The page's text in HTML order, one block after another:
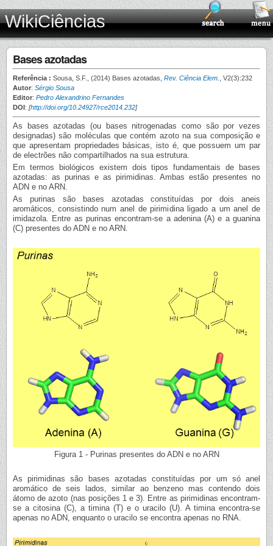
WikiCiências
Bases azotadas
Referência : Sousa, S.F., (2014) Bases azotadas, Rev. Ciência Elem.
, V2(3):232
Autor: Sérgio Sousa
Editor: Pedro Alexandrino Fernandes
DOI: [http://doi.org/10.24927/rce2014.232]
As bases azotadas (ou bases nitrogenadas como são por vezes
designadas) são moléculas que contém azoto na sua composição e
que apresentam propriedades básicas, isto é, que possuem um par
de electrões não compartilhados na sua estrutura.
Em termos biológicos existem dois tipos fundamentais de bases
azotadas: as purinas e as pirimidinas. Ambas estão presentes no
ADN e no ARN.
As purinas são bases azotadas constituídas por dois aneis
aromáticos, consistindo num anel de pirimidina ligado a um anel de
imidazola. Entre as purinas encontram-se a adenina (A) e a guanina
(C) presentes do ADN e no ARN.
Figura 1 - Purinas presentes do ADN e no ARN
As pirimidinas são bases azotadas constituídas por um só anel
aromático de seis lados, similar ao benzeno mas contendo dois
átomo de azoto (nas posições 1 e 3). Entre as pirimidinas encontram-
se a citosina (C), a timina (T) e o uracilo (U). A timina encontra-se
apenas no ADN, enquanto o uracilo se encontra apenas no RNA.